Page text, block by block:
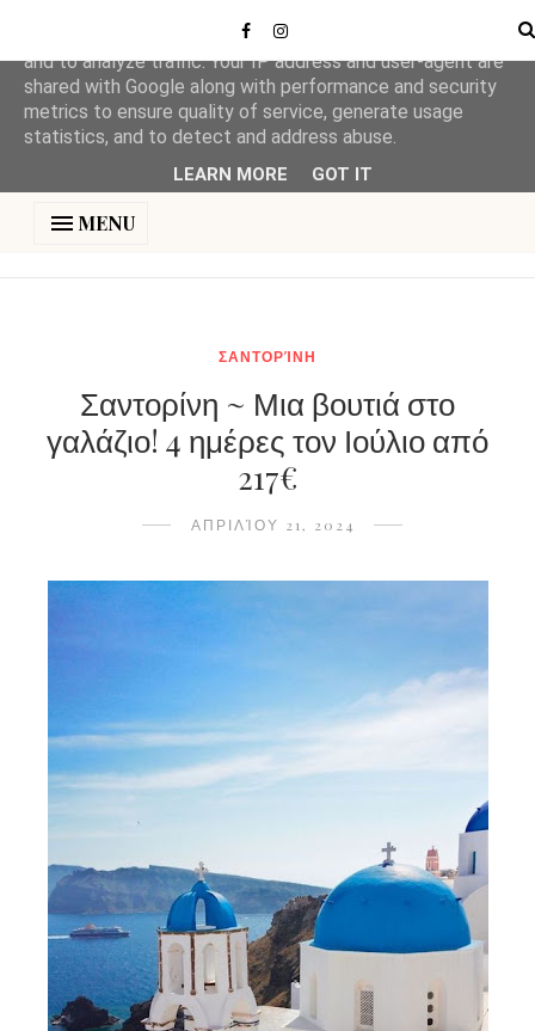
MENU
ΣΑΝΤΟΡΊΝΗ
Σαντορίνη ~ Μια βουτιά στο
γαλάζιο! 4 ημέρες τον Ιούλιο από
217€
ΑΠΡΙΛΊΟΥ 21, 2024
This site uses cookies from Google to deliver its services
and to analyze traffic. Your IP address and user-agent are
shared with Google along with performance and security
metrics to ensure quality of service, generate usage
statistics, and to detect and address abuse.
LEARN MORE GOT IT